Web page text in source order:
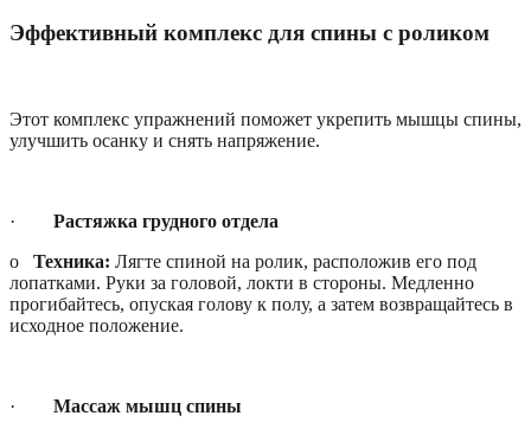
Эффективный комплекс для спины с роликом
Этот комплекс упражнений поможет укрепить мышцы спины,
улучшить осанку и снять напряжение.
· Растяжка грудного отдела
o Техника: Лягте спиной на ролик, расположив его под
лопатками. Руки за головой, локти в стороны. Медленно
прогибайтесь, опуская голову к полу, а затем возвращайтесь в
исходное положение.
· Массаж мышц спины